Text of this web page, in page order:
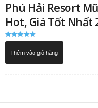
Phú Hải Resort
Hot, Giá Tốt Nhất
Được xếp
5.00
Thêm vào giỏ hàng